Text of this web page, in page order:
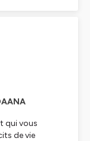
qui vous
de vie